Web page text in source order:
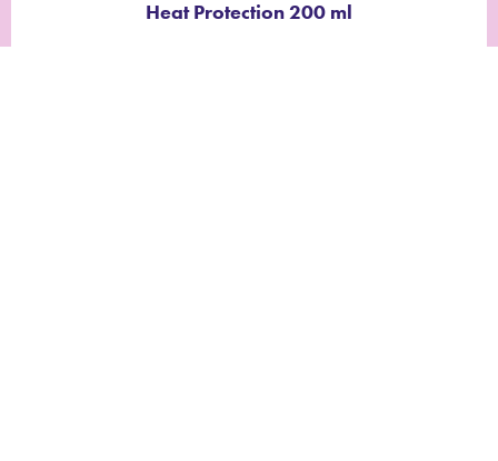
Heat Protection 200 ml